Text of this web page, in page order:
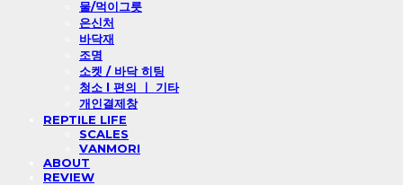
물/먹이그릇
은신처
바닥재
조명
소켓 / 바닥 히팅
청소 l 편의 ㅣ 기타
개인결제창
REPTILE LIFE
SCALES
VANMORI
ABOUT
REVIEW